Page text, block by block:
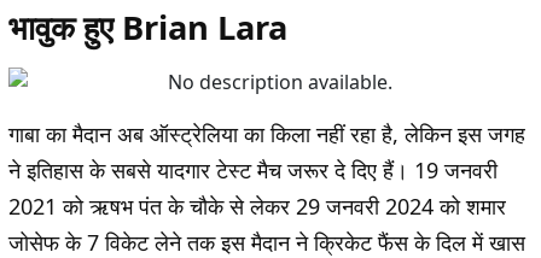
भावुक हुए Brian Lara
गाबा का मैदान अब ऑस्ट्रेलिया का किला नहीं रहा है, लेकिन इस जगह
ने इतिहास के सबसे यादगार टेस्ट मैच जरूर दे दिए हैं। 19 जनवरी
2021 को ऋषभ पंत के चौके से लेकर 29 जनवरी 2024 को शमार
जोसेफ के 7 विकेट लेने तक इस मैदान ने क्रिकेट फैंस के दिल में खास